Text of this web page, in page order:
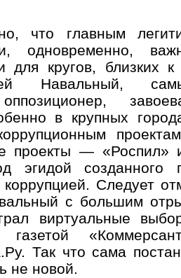
что главным
для кругов,
Навальный,
в крупных
проекты — «Роспил»
эгидой созданного
Следует
с большим
виртуальные
газетой
Так что сама
не новой.